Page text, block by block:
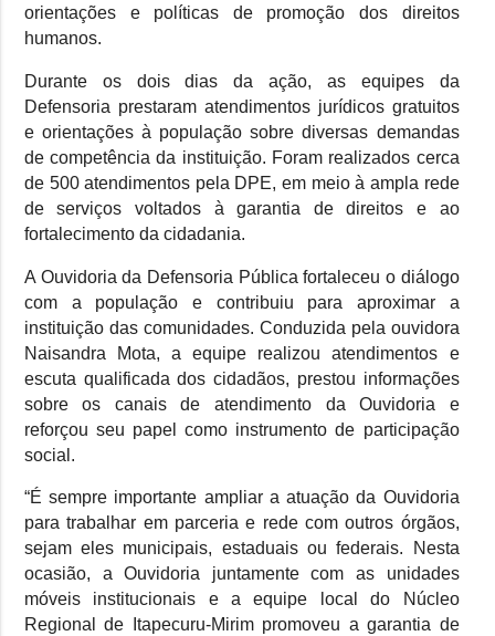
orientações e políticas de promoção dos direitos
humanos.
Durante os dois dias da ação, as equipes da
Defensoria prestaram atendimentos jurídicos gratuitos
e orientações à população sobre diversas demandas
de competência da instituição. Foram realizados cerca
de 500 atendimentos pela DPE, em meio à ampla rede
de serviços voltados à garantia de direitos e ao
fortalecimento da cidadania.
A Ouvidoria da Defensoria Pública fortaleceu o diálogo
com a população e contribuiu para aproximar a
instituição das comunidades. Conduzida pela ouvidora
Naisandra Mota, a equipe realizou atendimentos e
escuta qualificada dos cidadãos, prestou informações
sobre os canais de atendimento da Ouvidoria e
reforçou seu papel como instrumento de participação
social.
“É sempre importante ampliar a atuação da Ouvidoria
para trabalhar em parceria e rede com outros órgãos,
sejam eles municipais, estaduais ou federais. Nesta
ocasião, a Ouvidoria juntamente com as unidades
móveis institucionais e a equipe local do Núcleo
Regional de Itapecuru-Mirim promoveu a garantia de